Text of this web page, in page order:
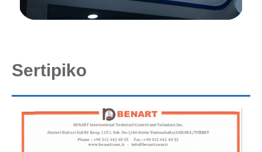
Sertipiko